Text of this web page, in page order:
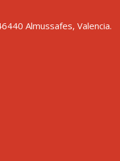
Almussafes, Valencia.